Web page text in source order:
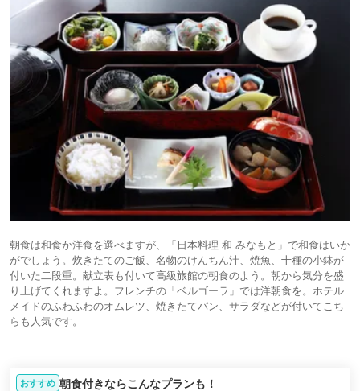
朝食は和食か洋食を選べますが、「日本料理 和 みなもと」で和食はいか
がでしょう。炊きたてのご飯、名物のけんちん汁、焼魚、十種の小鉢が
付いた二段重。献立表も付いて高級旅館の朝食のよう。朝から気分を盛
り上げてくれますよ。フレンチの「ベルゴーラ」では洋朝食を。ホテル
メイドのふわふわのオムレツ、焼きたてパン、サラダなどが付いてこち
らも人気です。
おすすめ 朝食付きならこんなプランも！